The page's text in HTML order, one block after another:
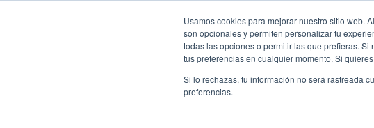
Usamos cookies para mejorar nuestro sitio web.
son opcionales y permiten personalizar tu
todas las opciones o permitir las que prefieras.
tus preferencias en cualquier momento. Si
Si lo rechazas, tu información no será rastreada
preferencias.
Política de tratamiento de datos